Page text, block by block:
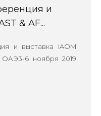
и
& AF...
и выставка IAOM
ОАЭ3-6 ноября 2019